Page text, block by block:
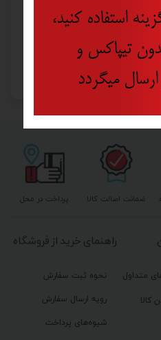
پرداخت در محل ضمانت اصالت کالا
راهنمای خرید از فروشگاه
نحوه ثبت سفارش
رویه ارسال سفارش
شیوه‌های پرداخت
متداول
کالا
استفاده کنید،
تیپاکس و
میگردد